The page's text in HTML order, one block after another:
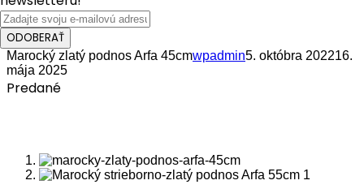
ODOBERAŤ
Marocký zlatý podnos Arfa 45cmwpadmin5. októbra 202216.
mája 2025
Predané